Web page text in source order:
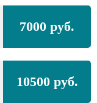
7000 руб.
10500 руб.